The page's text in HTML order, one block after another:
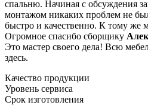
спальню. Начиная с обсуждения
монтажом никаких проблем не
быстро и качественно. К тому же
Огромное спасибо сборщику
Это мастер своего дела! Всю
здесь.
Качество продукции
Уровень сервиса
Срок изготовления